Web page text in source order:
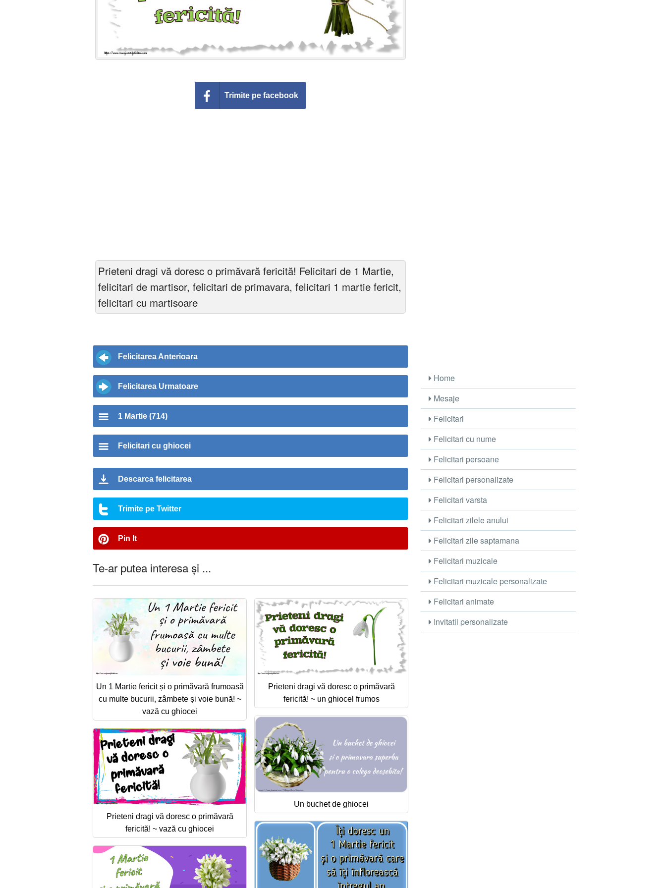
Trimite pe facebook
Prieteni dragi vă doresc o primăvară fericită! Felicitari de 1 Martie,
felicitari de martisor, felicitari de primavara, felicitari 1 martie fericit,
felicitari cu martisoare
Felicitarea Anterioara
Felicitarea Urmatoare
1 Martie (714)
Felicitari cu ghiocei
Descarca felicitarea
Trimite pe Twitter
Pin It
Te-ar putea interesa și ...
Un 1 Martie fericit și o primăvară frumoasă
cu multe bucurii, zâmbete și voie bună! ~
vază cu ghiocei
Prieteni dragi vă doresc o primăvară
fericită! ~ un ghiocel frumos
Un buchet de ghiocei
Prieteni dragi vă doresc o primăvară
fericită! ~ vază cu ghiocei
Home
Mesaje
Felicitari
Felicitari cu nume
Felicitari persoane
Felicitari personalizate
Felicitari varsta
Felicitari zilele anului
Felicitari zile saptamana
Felicitari muzicale
Felicitari muzicale personalizate
Felicitari animate
Invitatii personalizate